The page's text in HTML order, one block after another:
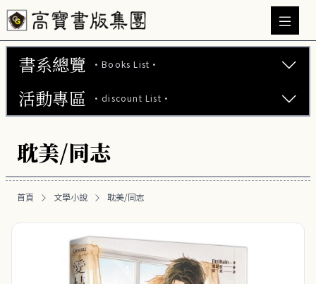
書系總覽 ·Books List·
文學小說 (737)
漫時光_古言 (196)
華文創作 (25)
中國文學 (5)
活動專區 ·discount List·
【2本75折】高寶小說系列全圖鑑書展
【2本7折】高寶小說系列全圖鑑書展
【66折】高寶小說系列全圖鑑書展
耽美/同志
首頁 文學小說 耽美/同志